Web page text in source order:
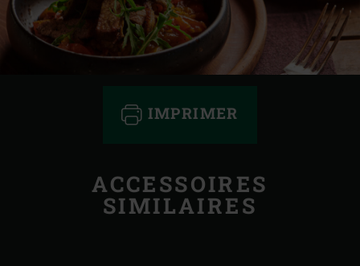
IMPRIMER
ACCESSOIRES
SIMILAIRES